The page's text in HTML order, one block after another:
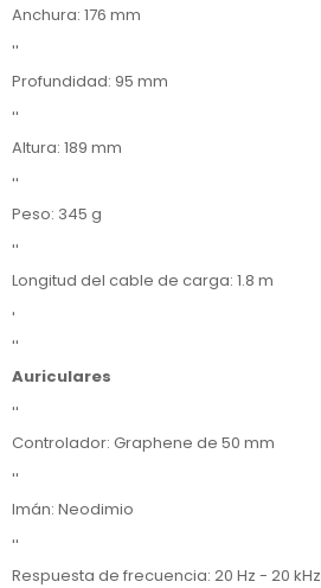
Anchura: 176 mm
''
Profundidad: 95 mm
''
Altura: 189 mm
''
Peso: 345 g
''
Longitud del cable de carga: 1.8 m
'
''
Auriculares
''
Controlador: Graphene de 50 mm
''
Imán: Neodimio
''
Respuesta de frecuencia: 20 Hz - 20 kHz